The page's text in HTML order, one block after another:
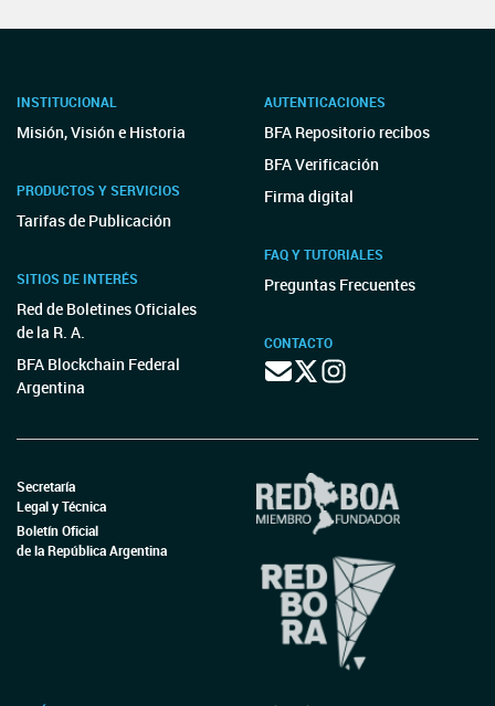
INSTITUCIONAL
Misión, Visión e Historia
PRODUCTOS Y SERVICIOS
Tarifas de Publicación
SITIOS DE INTERÉS
Red de Boletines Oficiales
de la R. A.
BFA Blockchain Federal
Argentina
AUTENTICACIONES
BFA Repositorio recibos
BFA Verificación
Firma digital
FAQ Y TUTORIALES
Preguntas Frecuentes
CONTACTO
Secretaría
Legal y Técnica
Boletín Oficial
de la República Argentina